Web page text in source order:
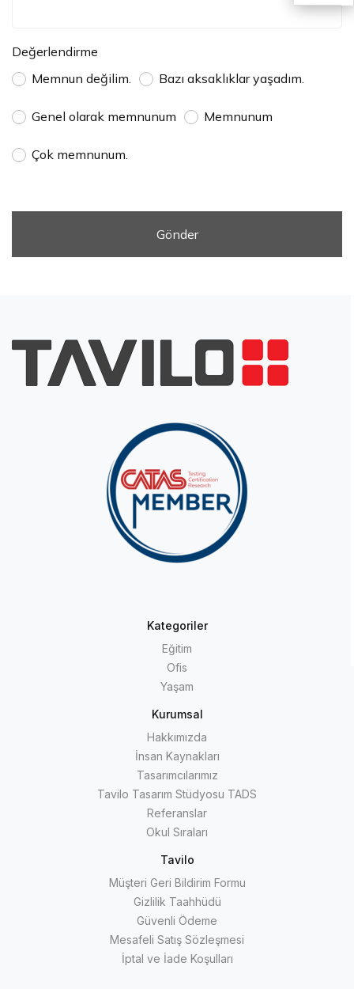
Değerlendirme
Memnun değilim.
Bazı aksaklıklar yaşadım.
Genel olarak memnunum Memnunum
Çok memnunum.
Kategoriler
Eğitim
Ofis
Yaşam
Kurumsal
Hakkımızda
İnsan Kaynakları
Tasarımcılarımız
Tavilo Tasarım Stüdyosu TADS
Referanslar
Okul Sıraları
Tavilo
Müşteri Geri Bildirim Formu
Gizlilik Taahhüdü
Güvenli Ödeme
Mesafeli Satış Sözleşmesi
İptal ve İade Koşulları